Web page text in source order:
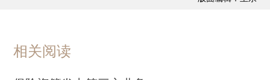
相关阅读